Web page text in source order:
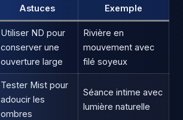
Astuces Exemple
Utiliser ND pour
conserver une
ouverture large
Rivière en
mouvement avec
filé soyeux
Tester Mist pour
adoucir les
ombres
Séance intime avec
lumière naturelle